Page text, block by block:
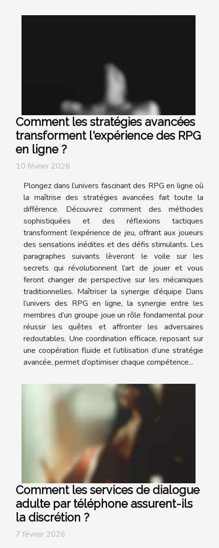
Comment les stratégies avancées
transforment l'expérience des RPG
en ligne ?
10 février 2026
Plongez dans l’univers fascinant des RPG en ligne où
la maîtrise des stratégies avancées fait toute la
différence. Découvrez comment des méthodes
sophistiquées et des réflexions tactiques
transforment l’expérience de jeu, offrant aux joueurs
des sensations inédites et des défis stimulants. Les
paragraphes suivants lèveront le voile sur les
secrets qui révolutionnent l’art de jouer et vous
feront changer de perspective sur les mécaniques
traditionnelles. Maîtriser la synergie d’équipe Dans
l’univers des RPG en ligne, la synergie entre les
membres d’un groupe joue un rôle fondamental pour
réussir les quêtes et affronter les adversaires
redoutables. Une coordination efficace, reposant sur
une coopération fluide et l’utilisation d’une stratégie
avancée, permet d’optimiser chaque compétence...
Comment les services de dialogue
adulte par téléphone assurent-ils
la discrétion ?
7 février 2026